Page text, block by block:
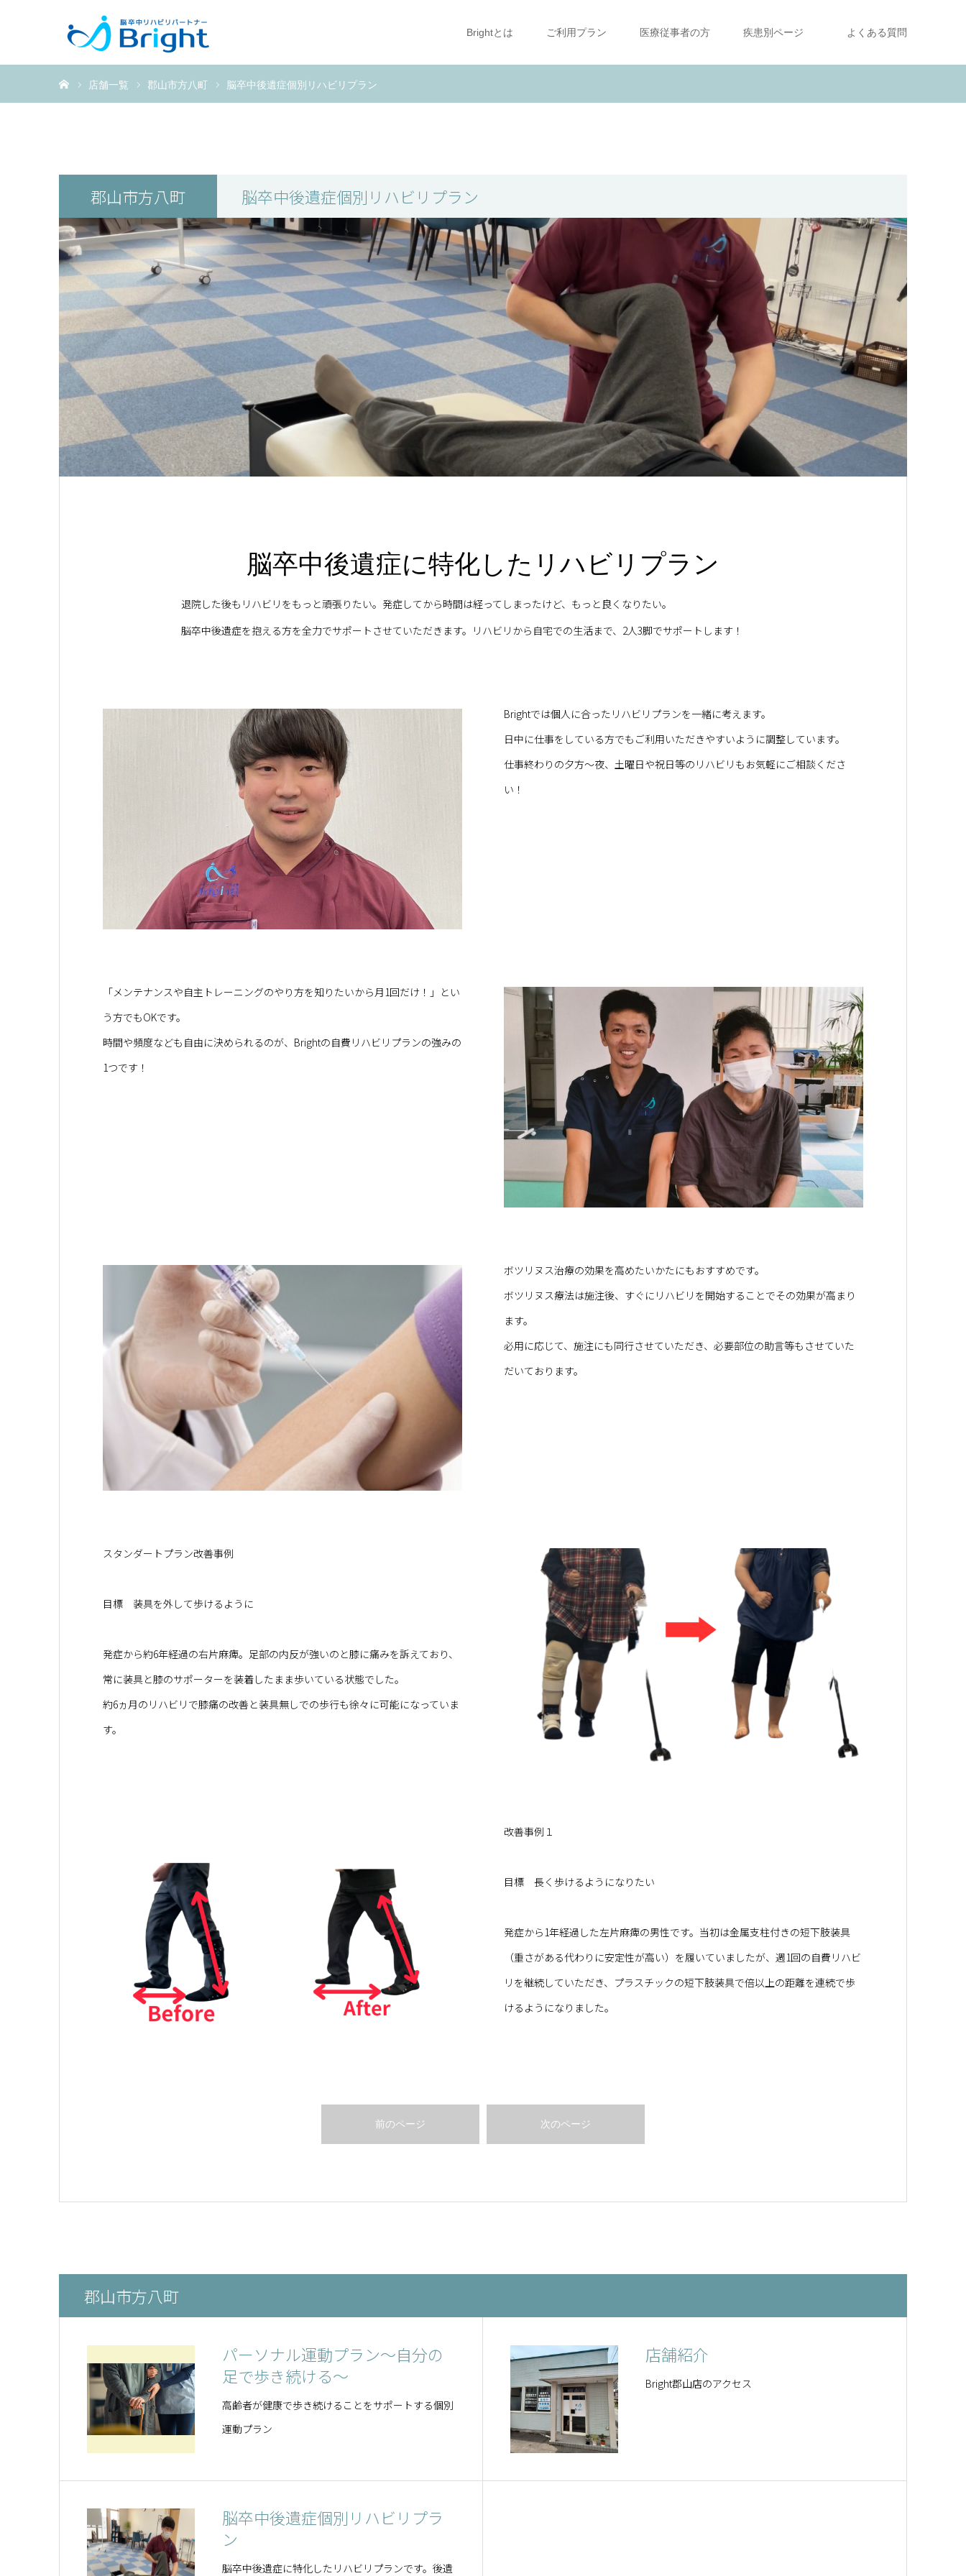
Brightとは ご利用プラン 医療従事者の方 疾患別ページ よくある質問
店舗一覧 郡山市方八町 脳卒中後遺症個別リハビリプラン
郡山市方八町 脳卒中後遺症個別リハビリプラン
脳卒中後遺症に特化したリハビリプラン
退院した後もリハビリをもっと頑張りたい。発症してから時間は経ってしまったけど、もっと良くなりたい。
脳卒中後遺症を抱える方を全力でサポートさせていただきます。リハビリから自宅での生活まで、2人3脚でサポートします！
Brightでは個人に合ったリハビリプランを一緒に考えます。
日中に仕事をしている方でもご利用いただきやすいように調整しています。
仕事終わりの夕方～夜、土曜日や祝日等のリハビリもお気軽にご相談くださ
い！
「メンテナンスや自主トレーニングのやり方を知りたいから月1回だけ！」とい
う方でもOKです。
時間や頻度なども自由に決められるのが、Brightの自費リハビリプランの強みの
1つです！
ボツリヌス治療の効果を高めたいかたにもおすすめです。
ボツリヌス療法は施注後、すぐにリハビリを開始することでその効果が高まり
ます。
必用に応じて、施注にも同行させていただき、必要部位の助言等もさせていた
だいております。
スタンダートプラン改善事例
目標 装具を外して歩けるように
発症から約6年経過の右片麻痺。足部の内反が強いのと膝に痛みを訴えており、
常に装具と膝のサポーターを装着したまま歩いている状態でした。
約6ヵ月のリハビリで膝痛の改善と装具無しでの歩行も徐々に可能になっていま
す。
改善事例１
目標 長く歩けるようになりたい
発症から1年経過した左片麻痺の男性です。当初は金属支柱付きの短下肢装具
（重さがある代わりに安定性が高い）を履いていましたが、週1回の自費リハビ
リを継続していただき、プラスチックの短下肢装具で倍以上の距離を連続で歩
けるようになりました。
前のページ 次のページ
郡山市方八町
パーソナル運動プラン～自分の
足で歩き続ける～
高齢者が健康で歩き続けることをサポートする個別
運動プラン
店舗紹介
Bright郡山店のアクセス
脳卒中後遺症個別リハビリプラ
ン
脳卒中後遺症に特化したリハビリプランです。後遺